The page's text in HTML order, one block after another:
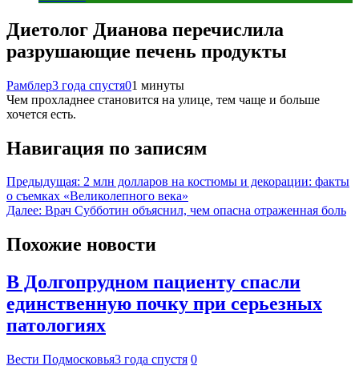
Диетолог Дианова перечислила
разрушающие печень продукты
Рамблер3 года спустя01 минуты
Чем прохладнее становится на улице, тем чаще и больше
хочется есть.
Навигация по записям
Предыдущая: 2 млн долларов на костюмы и декорации: факты
о съемках «Великолепного века»
Далее: Врач Субботин объяснил, чем опасна отраженная боль
Похожие новости
В Долгопрудном пациенту спасли
единственную почку при серьезных
патологиях
Вести Подмосковья3 года спустя 0